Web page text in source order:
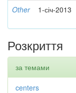
Other 1-січ-2013
Розкриття
за темами
centers